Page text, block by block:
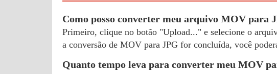
Como posso converter meu arquivo MOV para
Primeiro, clique no botão "Upload..." e selecione o
a conversão de MOV para JPG for concluída, você
Quanto tempo leva para converter meu MOV